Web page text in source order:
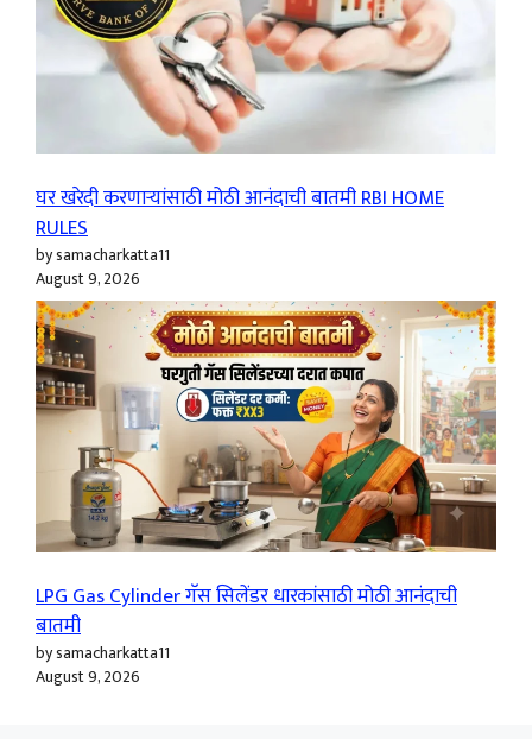
घर खरेदी करणाऱ्यांसाठी मोठी आनंदाची बातमी RBI HOME
RULES
by samacharkatta11
August 9, 2026
LPG Gas Cylinder गॅस सिलेंडर धारकांसाठी मोठी आनंदाची
बातमी
by samacharkatta11
August 9, 2026